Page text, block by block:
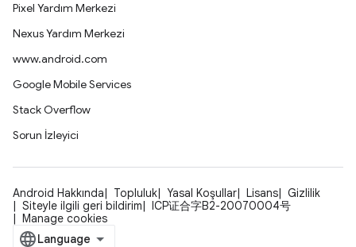
Pixel Yardım Merkezi
Nexus Yardım Merkezi
www.android.com
Google Mobile Services
Stack Overflow
Sorun İzleyici
Android Hakkında Topluluk Yasal Koşullar Lisans
Gizlilik
Siteyle ilgili geri bildirim
ICP证合字B2-20070004号
Manage cookies